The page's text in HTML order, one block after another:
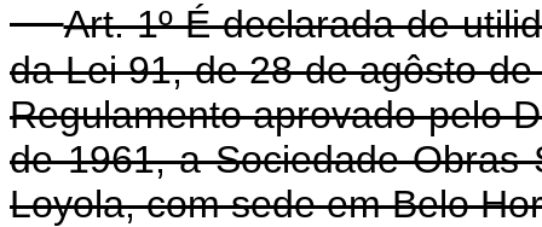
Art. 1º É declarada de
da Lei 91, de 28 de agôsto
Regulamento aprovado pelo
de 1961, a Sociedade Obras
Loyola, com sede em Belo